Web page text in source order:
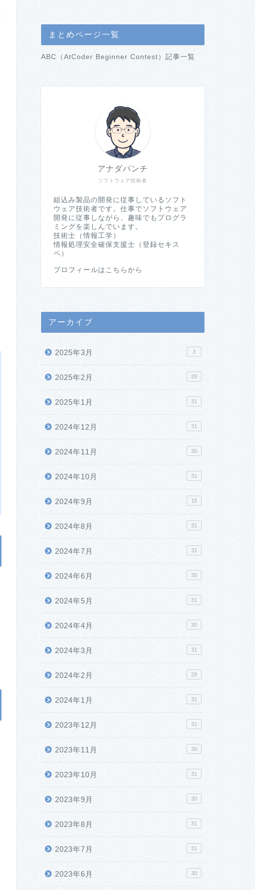
まとめページ一覧
ABC（AtCoder Beginner Contest）記事一覧
ソフトウェア技術者
アナダパンチ
組込み製品の開発に従事しているソフト
ウェア技術者です。仕事でソフトウェア
開発に従事しながら、趣味でもプログラ
ミングを楽しんでいます。
技術士（情報工学）
情報処理安全確保支援士（登録セキス
ペ）
プロフィールはこちらから
アーカイブ
2025年3月 3
2025年2月 28
2025年1月 31
2024年12月 31
2024年11月 30
2024年10月 31
2024年9月 15
2024年8月 31
2024年7月 31
2024年6月 30
2024年5月 31
2024年4月 30
2024年3月 31
2024年2月 29
2024年1月 31
2023年12月 31
2023年11月 30
2023年10月 31
2023年9月 30
2023年8月 31
2023年7月 31
2023年6月 30